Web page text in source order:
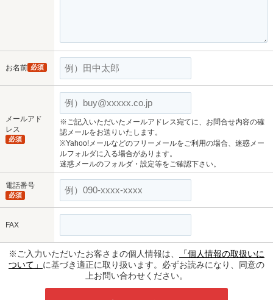
お名前 必須
メールアド
レス
必須
※ご記入いただいたメールアドレス宛てに、お問合せ内容の確
認メールをお送りいたします。
※Yahoo!メールなどのフリーメールをご利用の場合、迷惑メー
ルフォルダに入る場合があります。
迷惑メールのフォルダ・設定等をご確認下さい。
電話番号
必須
FAX
※ご入力いただいたお客さまの個人情報は、
「個人情報の取扱いに
ついて」 に基づき適正に取り扱います。必ずお読みになり、同意の
上お問い合わせください。